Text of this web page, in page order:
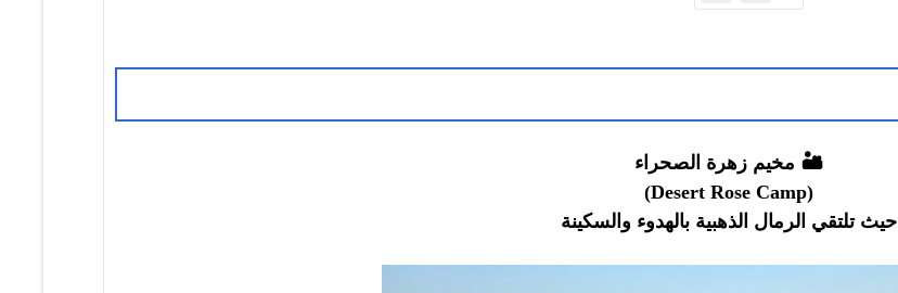
🏜️ مخيم زهرة الصحراء
(Desert Rose Camp)
حيث تلتقي الرمال الذهبية بالهدوء والسكينة